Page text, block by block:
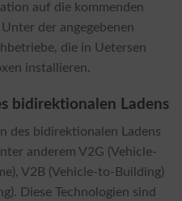
auf die kommenden
der angegebenen
die in Uetersen
installieren.
bidirektionalen Ladens
des bidirektionalen Ladens
anderem V2G (Vehicle-
V2B (Vehicle-to-Building)
Diese Technologien sind